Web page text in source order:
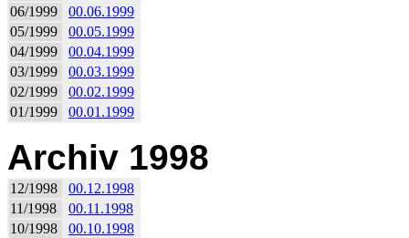
06/1999
00.06.1999
05/1999
00.05.1999
04/1999
00.04.1999
03/1999
00.03.1999
02/1999
00.02.1999
01/1999
00.01.1999
Archiv 1998
12/1998
00.12.1998
11/1998
00.11.1998
10/1998
00.10.1998